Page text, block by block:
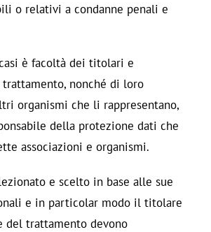
o relativi a condanne penali e
è facoltà dei titolari e
nonché di loro
organismi che li rappresentano,
della protezione dati che
associazioni e organismi.
e scelto in base alle sue
e in particolar modo il titolare
del trattamento devono